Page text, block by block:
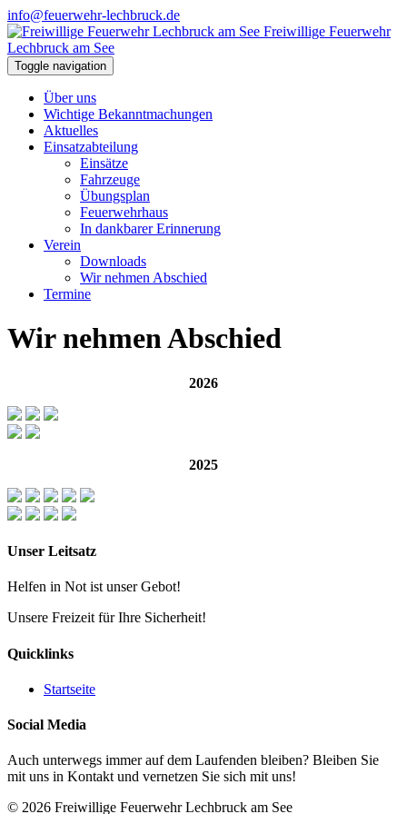
info@feuerwehr-lechbruck.de
Freiwillige Feuerwehr
Lechbruck am See
Toggle navigation
Über uns
Wichtige Bekanntmachungen
Aktuelles
Einsatzabteilung
Einsätze
Fahrzeuge
Übungsplan
Feuerwehrhaus
In dankbarer Erinnerung
Verein
Downloads
Wir nehmen Abschied
Termine
Wir nehmen Abschied
2026
2025
Unser Leitsatz
Helfen in Not ist unser Gebot!
Unsere Freizeit für Ihre Sicherheit!
Quicklinks
Startseite
Social Media
Auch unterwegs immer auf dem Laufenden bleiben? Bleiben Sie
mit uns in Kontakt und vernetzen Sie sich mit uns!
© 2026 Freiwillige Feuerwehr Lechbruck am See